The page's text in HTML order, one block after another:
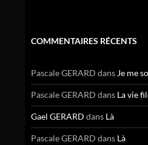
COMMENTAIRES RÉCENTS
Pascale GERARD dans Je me
Pascale GERARD dans La vie
Gael GERARD dans Là
Pascale GERARD dans Là